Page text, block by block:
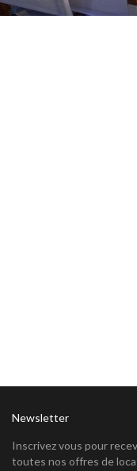
Newsletter
Inscrivez vous pour
toutes nos offres de